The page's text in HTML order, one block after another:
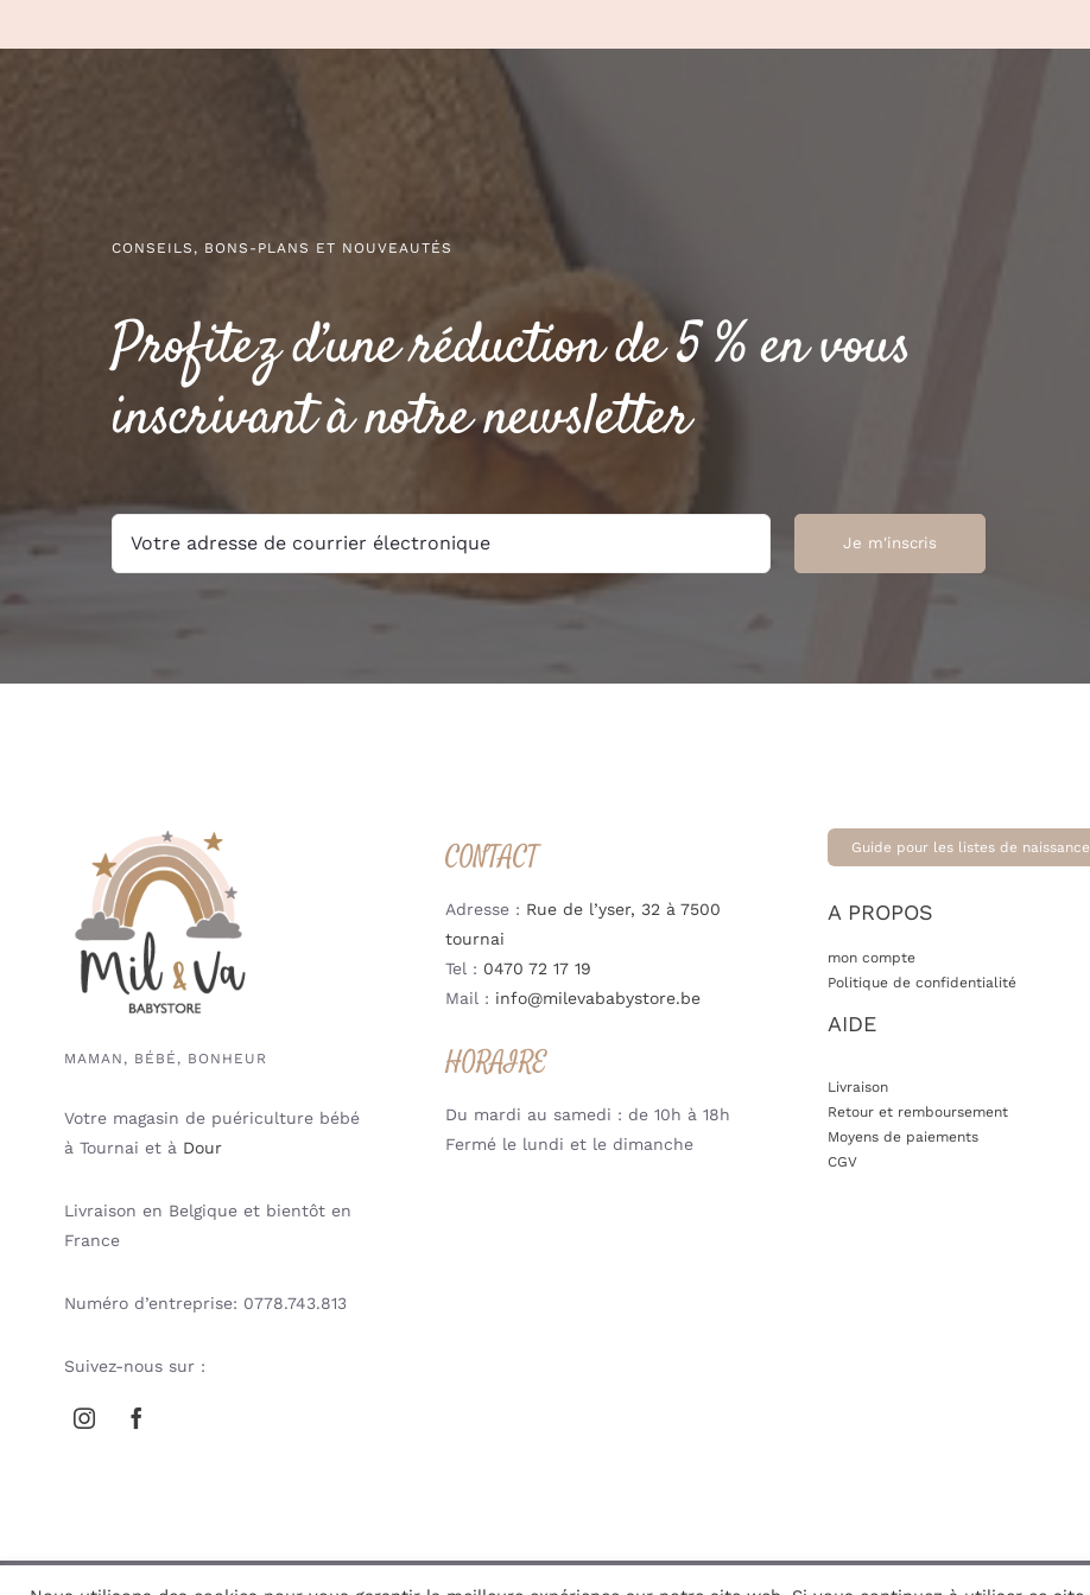
29.95 €
CONSEILS, BONS-PLANS ET NOUVEAUTÉS
Profitez d’une réduction de 5 % en vous
inscrivant à notre newsletter
MAMAN, BÉBÉ, BONHEUR
Votre magasin de puériculture bébé
à Tournai et à Dour
Livraison en Belgique et bientôt en
France
Numéro d’entreprise: 0778.743.813
Suivez-nous sur :
CONTACT
Adresse : Rue de l’yser, 32 à 7500
tournai
Tel : 0470 72 17 19
Mail : info@milevababystore.be
HORAIRE
Du mardi au samedi : de 10h à 18h
Fermé le lundi et le dimanche
Guide pour les listes de naissance
A PROPOS
mon compte
Politique de confidentialité
AIDE
Livraison
Retour et remboursement
Moyens de paiements
CGV